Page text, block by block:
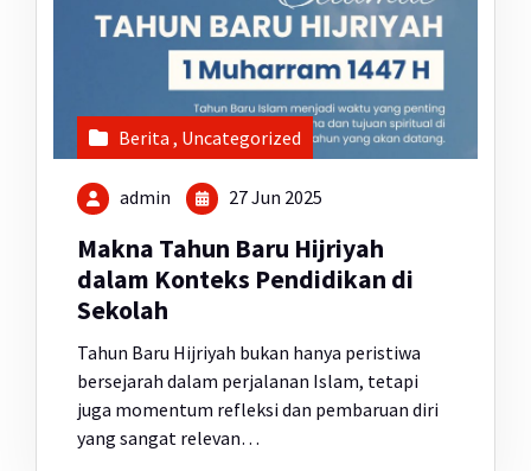
Berita , Uncategorized
admin 27 Jun 2025
Makna Tahun Baru Hijriyah
dalam Konteks Pendidikan di
Sekolah
Tahun Baru Hijriyah bukan hanya peristiwa
bersejarah dalam perjalanan Islam, tetapi
juga momentum refleksi dan pembaruan diri
yang sangat relevan…